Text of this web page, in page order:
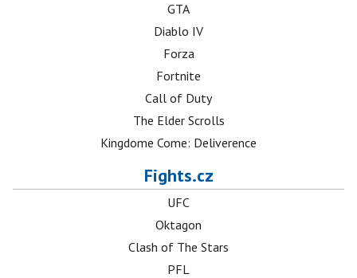
GTA
Diablo IV
Forza
Fortnite
Call of Duty
The Elder Scrolls
Kingdome Come: Deliverence
Fights.cz
UFC
Oktagon
Clash of The Stars
PFL